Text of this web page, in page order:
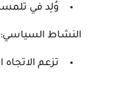
وُلِد في
النشاط السياسي:
تزعم